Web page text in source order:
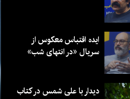
ایده اقتباس معکوس از
سریال «در انتهای شب»
دیدار با علی شمس در کتاب